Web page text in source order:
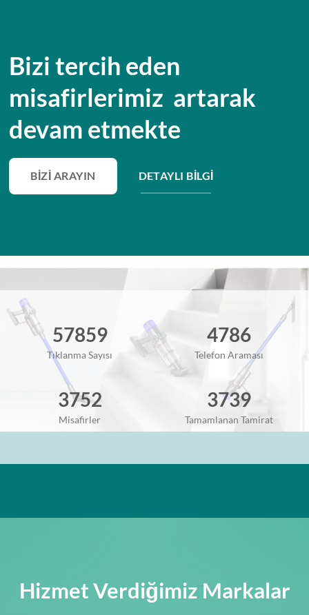
Bizi tercih eden
misafirlerimiz artarak
devam etmekte
BIZI ARAYIN DETAYLI BILGI
57859
Tıklanma Sayısı
4786
Telefon Araması
3752
Misafirler
3739
Tamamlanan Tamirat
Hizmet Verdiğimiz Markalar